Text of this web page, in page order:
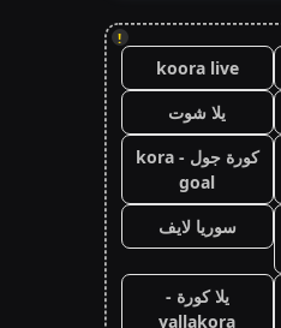
!
koora live
يلا شوت
كورة جول - kora
goal
سوريا لايف
يلا كورة -
yallakora